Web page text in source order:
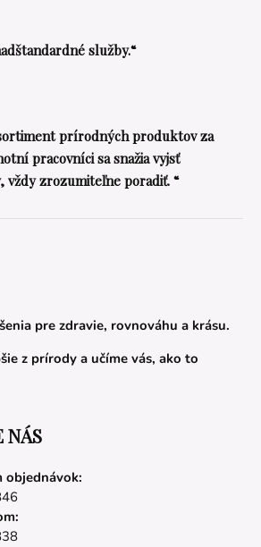
služby.“
prírodných produktov za
pracovníci sa snažia vyjsť
zrozumiteľne poradiť. “
pre zdravie, rovnováhu a krásu.
z prírody a učíme vás, ako to
NÁS
objednávok: